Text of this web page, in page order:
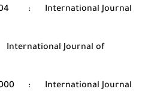
:
International Journal
International Journal of
:
International Journal